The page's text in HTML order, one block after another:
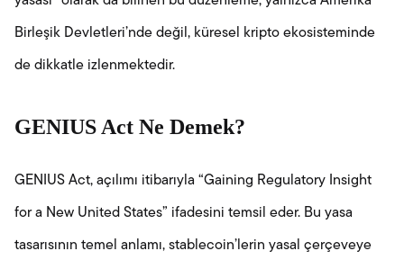
Birleşik Devletleri’nde değil, küresel kripto ekosisteminde
de dikkatle izlenmektedir.
GENIUS Act Ne Demek?
GENIUS Act, açılımı itibarıyla “Gaining Regulatory Insight
for a New United States” ifadesini temsil eder. Bu yasa
tasarısının temel anlamı, stablecoin’lerin yasal çerçeveye